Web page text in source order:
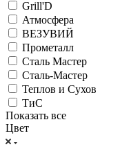
Grill'D
Атмосфера
ВЕЗУВИЙ
Прометалл
Сталь Мастер
Сталь-Мастер
Теплов и Сухов
ТиС
Показать все
Цвет